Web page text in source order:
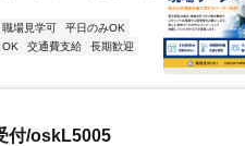
職場見学可
平日のみOK
OK 交通費支給
長期歓迎
付/oskL5005